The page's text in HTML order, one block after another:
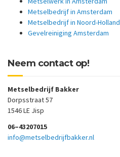
Metselbedrijf in Amsterdam
Metselbedrijf in Noord-Holland
Gevelreiniging Amsterdam
Neem contact op!
Metselbedrijf Bakker
Dorpsstraat 57
1546 LE Jisp
06–43207015
info@metselbedrijfbakker.nl